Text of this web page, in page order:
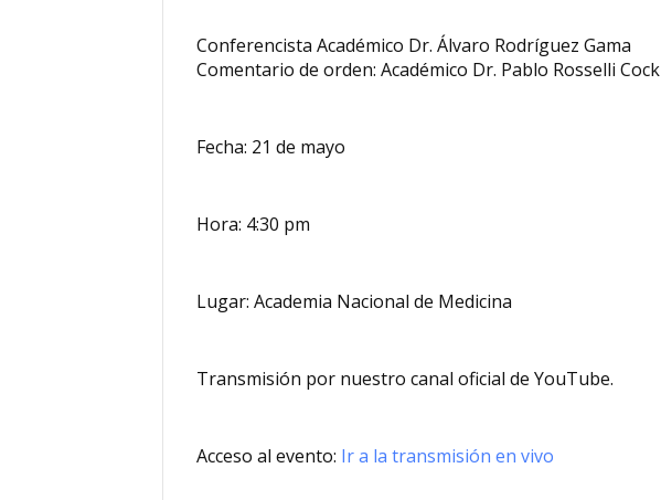
Conferencista Académico Dr. Álvaro Rodríguez Gama
Comentario de orden: Académico Dr. Pablo Rosselli Cock
Fecha: 21 de mayo
Hora: 4:30 pm
Lugar: Academia Nacional de Medicina
Transmisión por nuestro canal oficial de YouTube.
Acceso al evento: Ir a la transmisión en vivo